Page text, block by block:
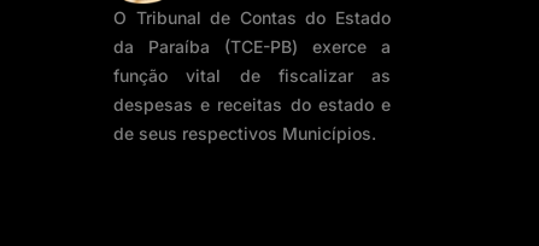
O Tribunal de Contas do Estado
da Paraíba (TCE-PB) exerce a
função vital de fiscalizar as
despesas e receitas do estado e
de seus respectivos Municípios.